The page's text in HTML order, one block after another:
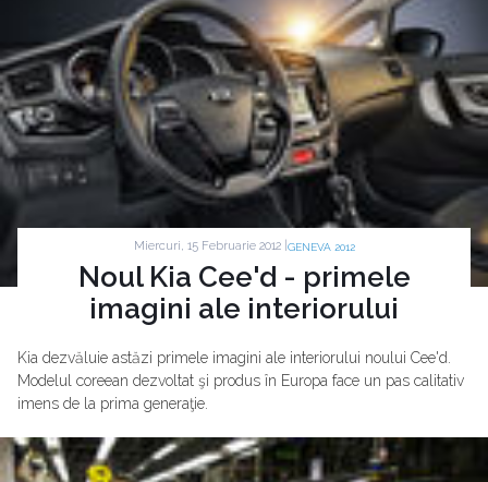
Miercuri, 15 Februarie 2012 | GENEVA 2012
Noul Kia Cee'd - primele
imagini ale interiorului
Kia dezvăluie astăzi primele imagini ale interiorului noului Cee'd.
Modelul coreean dezvoltat şi produs în Europa face un pas calitativ
imens de la prima generaţie.